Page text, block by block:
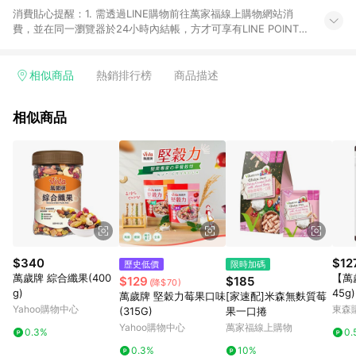
消費貼心提醒：1. 需透過LINE購物前往萬家福線上購物網站消
費，並在同一瀏覽器於24小時內結帳，方才可享有LINE POINTS
4. 不具回饋資格種類商品：電子禮券。 5. 回饋點數計算將排除訂
錄，相關問題請於保留時間內聯絡客服中心，並由康達盛通生活
提供簡單、快速、輕鬆的購物流程及體驗，將不定期推出精選、
話題性或期間限定商品來滿足您的喜好。
相似商品 熱銷排行榜 商品描述
相似商品
$340
萬歲牌 綜合纖果(400
g)
Yahoo購物中心
0.3%
歷史低價
$129 (降$70)
萬歲牌 堅穀力莓果口味
(315G)
Yahoo購物中心
0.3%
限時加碼
$185
[家速配]米森無麩質莓
果一口捲
萬家福線上購物
10%
【
45g)
東森